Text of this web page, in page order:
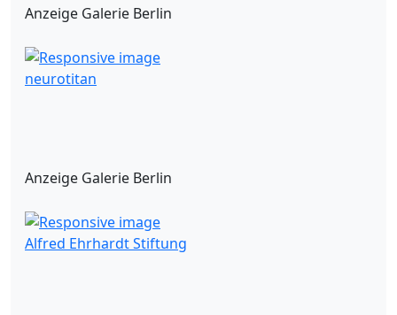
Anzeige Galerie Berlin
neurotitan
Anzeige Galerie Berlin
Alfred Ehrhardt Stiftung